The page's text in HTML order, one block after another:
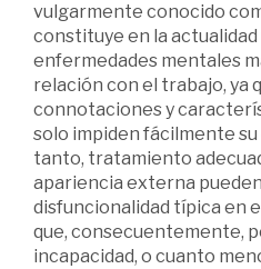
vulgarmente conocido
constituye en la actualidad
enfermedades mentales
relación con el trabajo, ya
connotaciones y
solo impiden fácilmente
tanto, tratamiento
apariencia externa
disfuncionalidad típica en
que, consecuentemente,
incapacidad, o cuanto